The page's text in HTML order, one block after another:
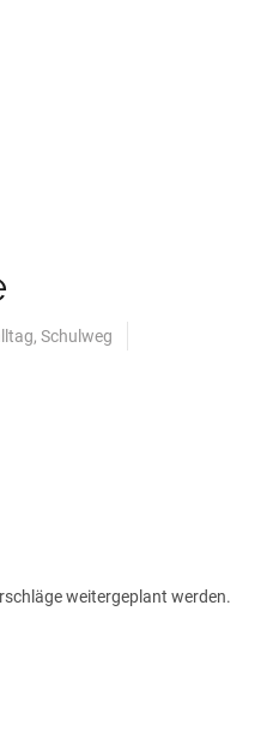
, Schulweg
weitergeplant werden.